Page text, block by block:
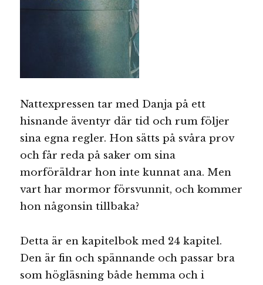
Nattexpressen tar med Danja på ett
hisnande äventyr där tid och rum följer
sina egna regler. Hon sätts på svåra prov
och får reda på saker om sina
morföräldrar hon inte kunnat ana. Men
vart har mormor försvunnit, och kommer
hon någonsin tillbaka?
Detta är en kapitelbok med 24 kapitel.
Den är fin och spännande och passar bra
som högläsning både hemma och i